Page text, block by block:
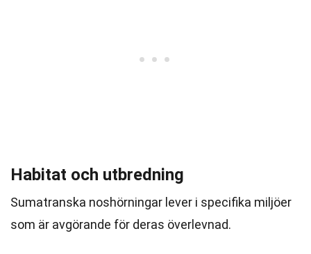
Habitat och utbredning
Sumatranska noshörningar lever i specifika miljöer
som är avgörande för deras överlevnad.